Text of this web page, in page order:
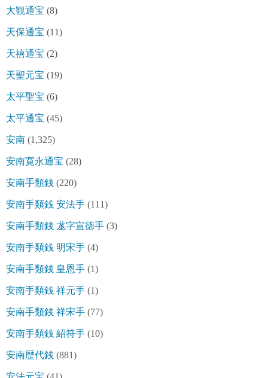
大観通宝 (8)
天保通宝 (11)
天禧通宝 (2)
天聖元宝 (19)
太平聖宝 (6)
太平通宝 (45)
安南 (1,325)
安南寛永通宝 (28)
安南手類銭 (220)
安南手類銭 安法手 (111)
安南手類銭 尨字宣徳手 (3)
安南手類銭 明宋手 (4)
安南手類銭 皇恩手 (1)
安南手類銭 祥元手 (1)
安南手類銭 祥宋手 (77)
安南手類銭 紹符手 (10)
安南歴代銭 (881)